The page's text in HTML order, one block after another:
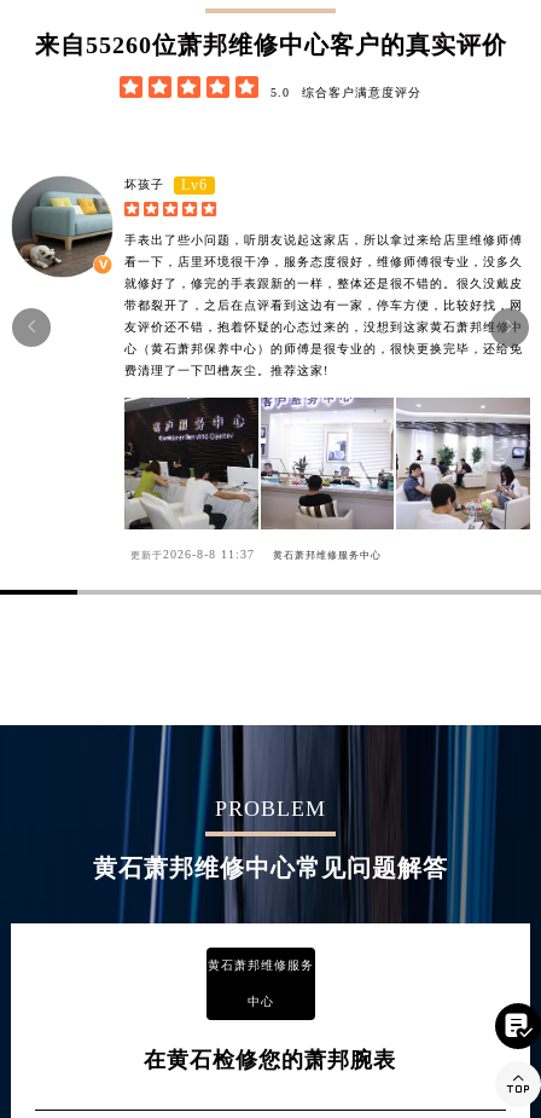
来自62852位萧邦维修中心客户的真实评价
     5.0 综合客户满意度评分
坏孩子 Lv6
    
手表出了些小问题，听朋友说起这家店，所以拿过来给店里维修师傅
看一下，店里环境很干净，服务态度很好，维修师傅很专业，没多久
就修好了，修完的手表跟新的一样，整体还是很不错的。很久没戴皮
带都裂开了，之后在点评看到这边有一家，停车方便，比较好找，网
友评价还不错，抱着怀疑的心态过来的，没想到这家黄石萧邦维修中
心（黄石萧邦保养中心）的师傅是很专业的，很快更换完毕，还给免
费清理了一下凹槽灰尘。推荐这家!
更新于2026-8-8 11:37 黄石萧邦维修服务中心


PROBLEM
黄石萧邦维修中心常见问题解答
黄石萧邦维修服务
中心
在黄石检修您的萧邦腕表

